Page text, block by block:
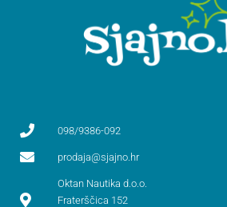
098/9386-092
prodaja@sjajno.hr
Oktan Nautika d.o.o.
Fraterščica 152